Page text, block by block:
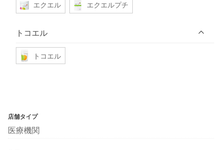
エクエル エクエルプチ
トコエル
トコエル
店舗タイプ
医療機関